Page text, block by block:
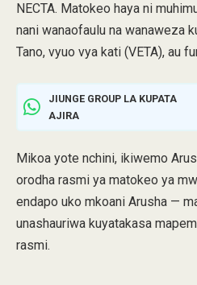
NECTA. Matokeo haya ni
nani wanaofaulu na wanaweza
Tano, vyuo vya kati (VETA), au
JIUNGE GROUP LA KUPATA
AJIRA
Mikoa yote nchini, ikiwemo
orodha rasmi ya matokeo ya
endapo uko mkoani Arusha —
unashauriwa kuyatakasa
rasmi.